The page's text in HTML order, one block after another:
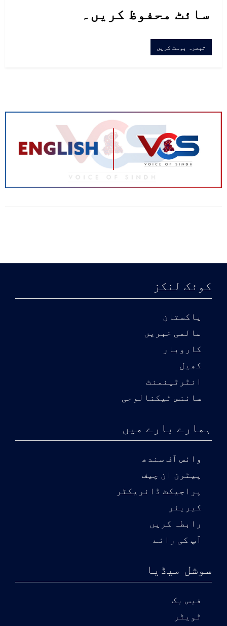
سائٹ محفوظ کریں۔
کوئک لنکز
پاکستان
عالمی خبریں
کاروبار
کھیل
انٹرٹینمنٹ
سائنس ٹیکنالوجی
ہمارے بارے میں
وائس آف سندھ
پیٹرن ان چیف
پراجیکٹ ڈائریکٹر
کیریئر
رابطہ کریں
آپ کی رائے
سوشل میڈیا
فیس بک
ٹویٹر